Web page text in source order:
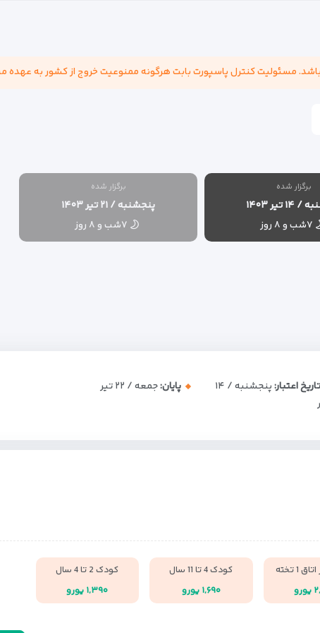
برگزار شده
تیر ۱۴۰۳
۷شب و ۸ روز
برگزار شده
پنجشنبه / ۲۱ تیر ۱۴۰۳
۷شب و ۸ روز
تاریخ اعتبار:
پنجشنبه / ۱۴
پایان:جمعه / ۲۲ تیر
1 تخته
کودک 4 تا 11 سال
۱,۶۹۰ یورو
کودک 2 تا 4 سال
۱,۳۹۰ یورو